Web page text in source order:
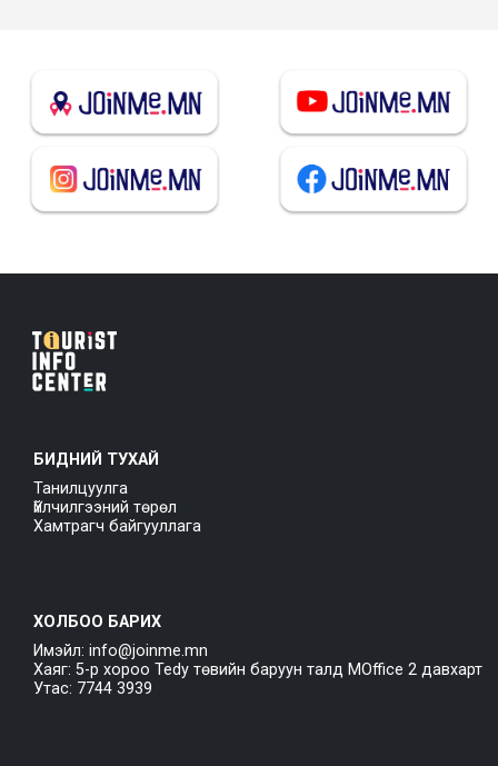
БИДНИЙ ТУХАЙ
Танилцуулга
Үйлчилгээний төрөл
Хамтрагч байгууллага
ХОЛБОО БАРИХ
Имэйл: info@joinme.mn
Хаяг: 5-р хороо Tedy төвийн баруун талд MOffice 2 давхарт
Утас: 7744 3939